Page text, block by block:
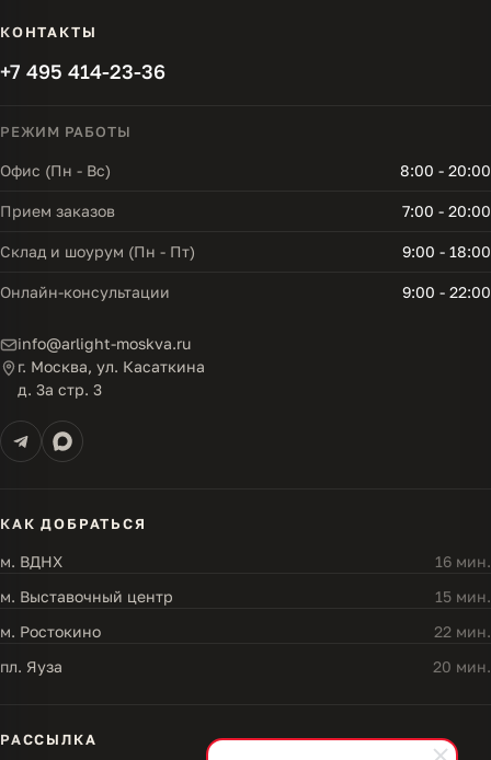
КОНТАКТЫ
+7 495 414-23-36
РЕЖИМ РАБОТЫ
Офис (Пн - Вс) 8:00 - 20:00
Прием заказов 7:00 - 20:00
Склад и шоурум (Пн - Пт) 9:00 - 18:00
Онлайн-консультации 9:00 - 22:00
info@arlight-moskva.ru
г. Москва, ул. Касаткина
д. 3а стр. 3
КАК ДОБРАТЬСЯ
м. ВДНХ
16 мин.
м. Выставочный центр
15 мин.
м. Ростокино
22 мин.
пл. Яуза
20 мин.
РАССЫЛКА